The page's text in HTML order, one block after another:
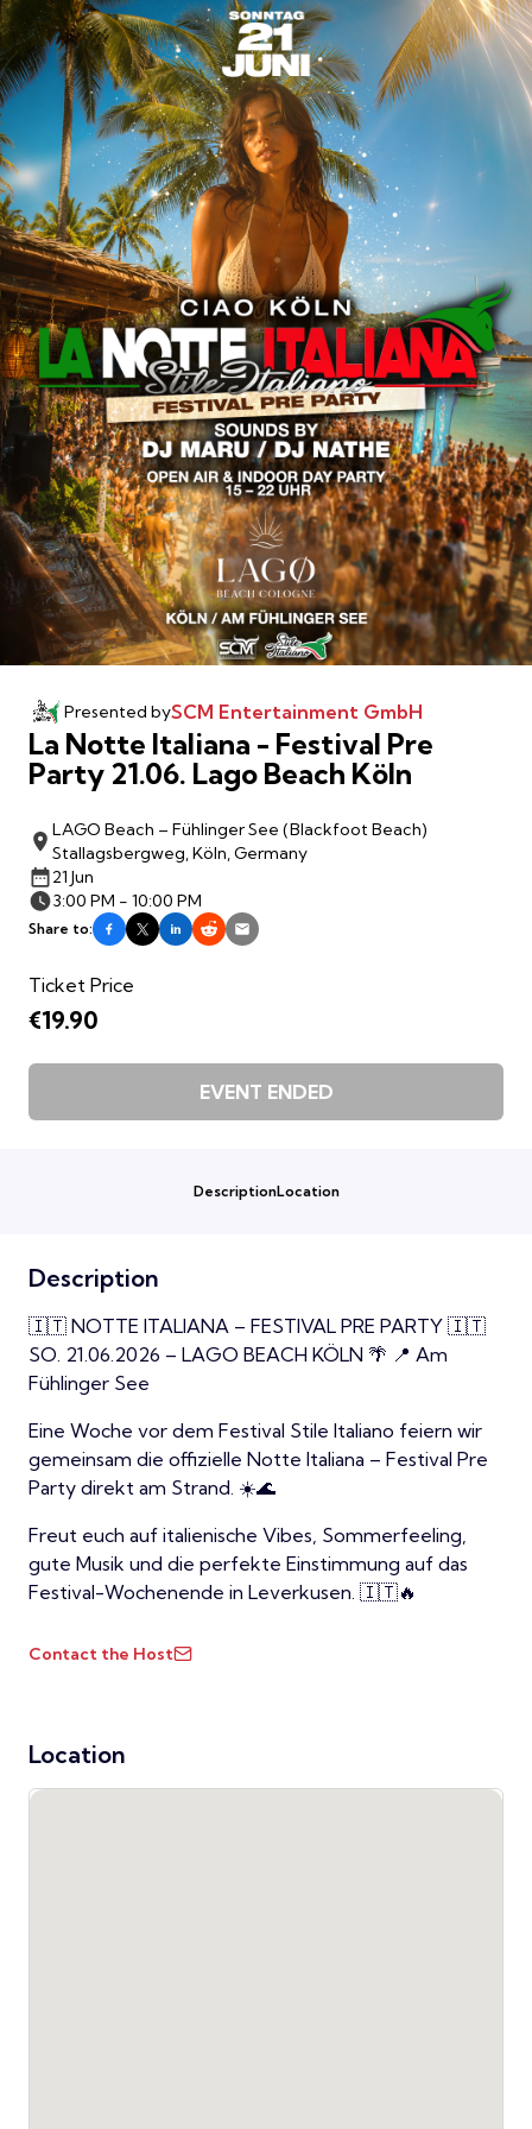
Presented bySCM Entertainment GmbH
La Notte Italiana - Festival Pre
Party 21.06. Lago Beach Köln
LAGO Beach – Fühlinger See (Blackfoot Beach)
Stallagsbergweg, Köln, Germany
21 Jun
3:00 PM - 10:00 PM
Share to:
Ticket Price
€19.90
EVENT ENDED
DescriptionLocation
Description
🇮🇹 NOTTE ITALIANA – FESTIVAL PRE PARTY 🇮🇹
SO. 21.06.2026 – LAGO BEACH KÖLN 🌴 📍 Am
Fühlinger See
Eine Woche vor dem Festival Stile Italiano feiern wir
gemeinsam die offizielle Notte Italiana – Festival Pre
Party direkt am Strand. ☀️🌊
Freut euch auf italienische Vibes, Sommerfeeling,
gute Musik und die perfekte Einstimmung auf das
Festival-Wochenende in Leverkusen. 🇮🇹🔥
Contact the Host
Location